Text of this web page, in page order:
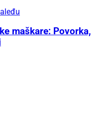
maškare: Povorka,